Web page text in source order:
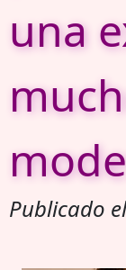
una
Publicado